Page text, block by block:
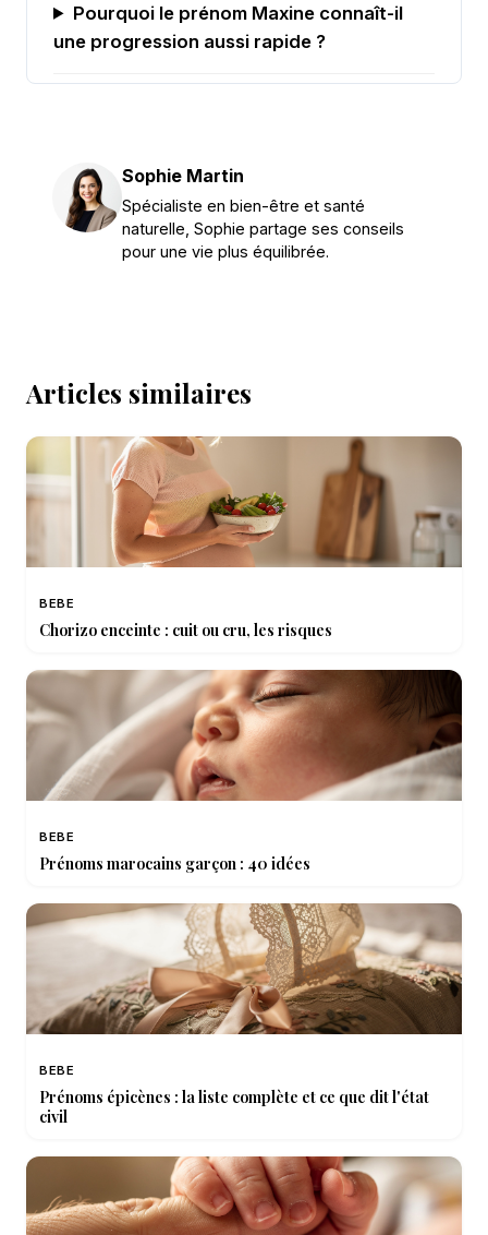
Pourquoi le prénom Maxine connaît-il
une progression aussi rapide ?
Sophie Martin
Spécialiste en bien-être et santé
naturelle, Sophie partage ses conseils
pour une vie plus équilibrée.
Articles similaires
BEBE
Chorizo enceinte : cuit ou cru, les risques
BEBE
Prénoms marocains garçon : 40 idées
BEBE
Prénoms épicènes : la liste complète et ce que dit l'état
civil